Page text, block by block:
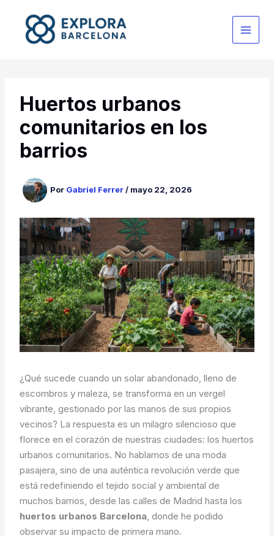
contenido
Huertos urbanos
comunitarios en los
barrios
Por Gabriel Ferrer/ mayo 22, 2026
¿Qué sucede cuando un solar abandonado, lleno de
escombros y maleza, se transforma en un vergel
vibrante, gestionado por las manos de sus propios
vecinos? La respuesta es un milagro silencioso que
florece en el corazón de nuestras ciudades: los huertos
urbanos comunitarios. No hablamos de una moda
pasajera, sino de una auténtica revolución verde que
está redefiniendo el tejido social y ambiental de
muchos barrios, desde las calles de Madrid hasta los
huertos urbanos Barcelona, donde he podido
observar su impacto de primera mano.